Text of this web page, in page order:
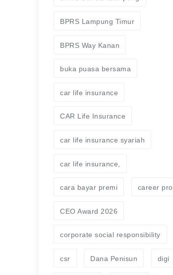
BPRS Lampung Timur
BPRS Way Kanan
buka puasa bersama
car life insurance
CAR Life Insurance
car life insurance syariah
car life insurance,
cara bayar premi career pro
CEO Award 2026
corporate social responsibility
csr Dana Penisun digi